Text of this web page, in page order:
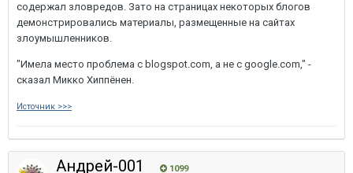
содержал зловредов. Зато на страницах некоторых блогов
демонстрировались материалы, размещенные на сайтах
злоумышленников.
"Имела место проблема с blogspot.com, а не с google.com," -
сказал Микко Хиппёнен.
Источник >>>
Андрей-001 1099